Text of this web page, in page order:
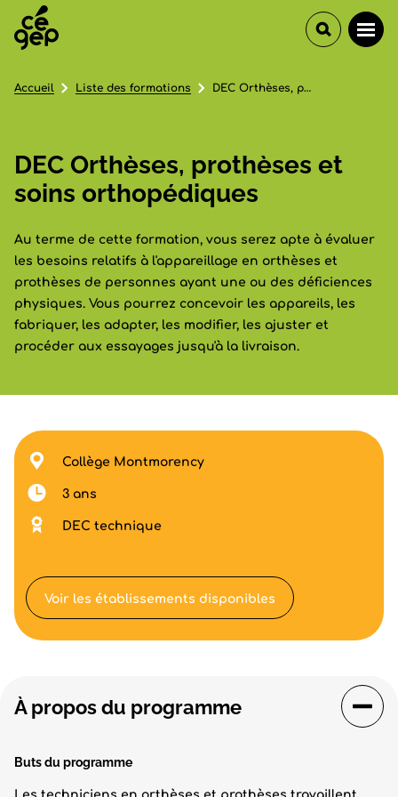
DEC Orthèses, prothèses et
soins orthopédiques
Au terme de cette formation, vous serez apte à évaluer
les besoins relatifs à l'appareillage en orthèses et
prothèses de personnes ayant une ou des déficiences
physiques. Vous pourrez concevoir les appareils, les
fabriquer, les adapter, les modifier, les ajuster et
procéder aux essayages jusqu'à la livraison.
Accueil Liste des formations DEC Orthèses, prothèses et soins orthopédiques
À propos du programme
Buts du programme
Collège Montmorency
3 ans
DEC technique
Voir les établissements disponibles